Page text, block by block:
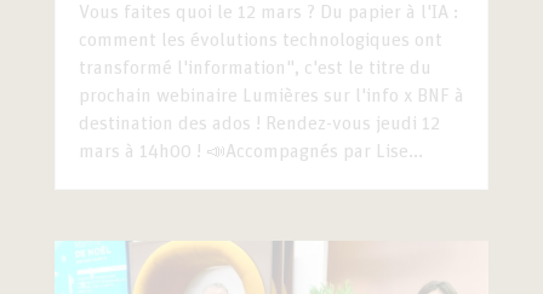
Vous faites quoi le 12 mars ? Du papier à l'IA :
comment les évolutions technologiques ont
transformé l'information", c'est le titre du
prochain webinaire Lumières sur l'info x BNF à
destination des ados ! Rendez-vous jeudi 12
mars à 14h00 ! 📣Accompagnés par Lise...